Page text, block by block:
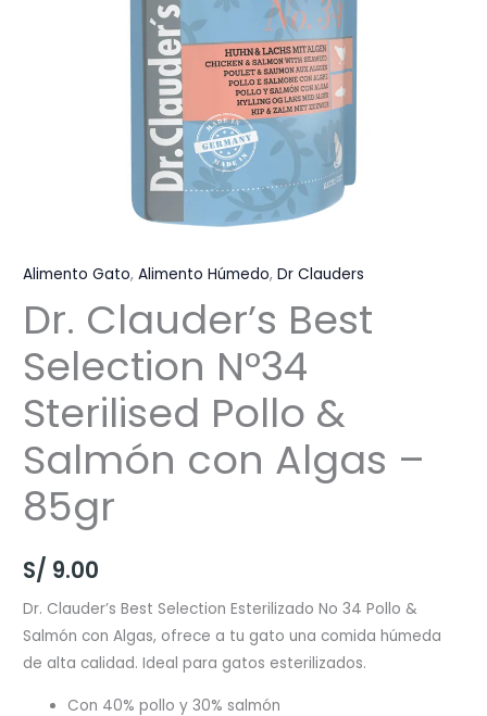
Alimento Gato,Alimento Húmedo,Dr Clauders
Dr. Clauder’s Best
Selection N°34
Sterilised Pollo &
Salmón con Algas –
85gr
S/ 9.00
Dr. Clauder’s Best Selection Esterilizado No 34 Pollo &
Salmón con Algas, ofrece a tu gato una comida húmeda
de alta calidad. Ideal para gatos esterilizados.
Con 40% pollo y 30% salmón